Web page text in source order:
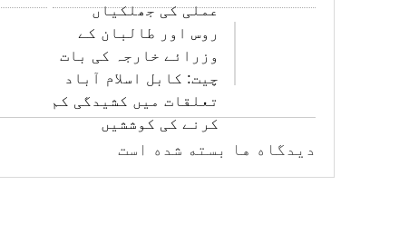
عملی کی جھلکیاں
روس اور طالبان کے
وزرائے خارجہ کی بات
چیت: کابل اسلام آباد
تعلقات میں کشیدگی کم
کرنے کی کوششیں
دیدگاه ها بسته شده است